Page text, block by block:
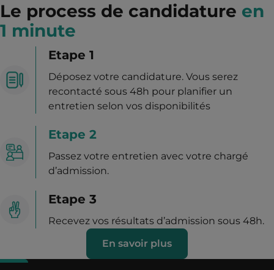
Le process de candidature en
1 minute
Etape 1
Déposez votre candidature. Vous serez
recontacté sous 48h pour planifier un
entretien selon vos disponibilités
Etape 2
Passez votre entretien avec votre chargé
d’admission.
Etape 3
Recevez vos résultats d’admission sous 48h.
En savoir plus